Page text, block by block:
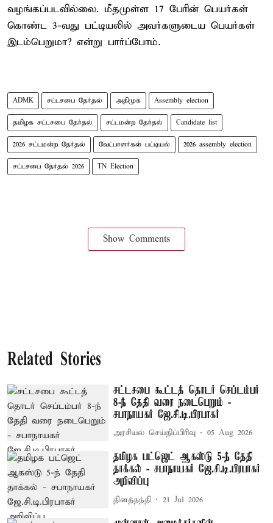
வழங்கப்படவில்லை. மீதமுள்ள 17 பேரின் பெயர்கள்
கொண்ட 3-வது பட்டியலில் அவர்களுடைய பெயர்கள்
இடம்பெறுமா? என்று பார்ப்போம்.
ADMK சட்டசபை தேர்தல் அதிமுக Assembly election
தமிழக சட்டசபை தேர்தல் சட்டமன்ற தேர்தல் Candidate list
2026 சட்டமன்ற தேர்தல் வேட்பாளர்கள் பட்டியல் 2026 assembly election
சட்டசபை தேர்தல் 2026 TN Election
Show Comments
Related Stories
சட்டசபை கூட்டத் தொடர் செப்டம்பர்
8-ந் தேதி வரை நடைபெறும் -
சபாநாயகர் ஜே.சி.டி.பிரபாகர்
அரசியல் செய்திப்பிரிவு 05 Aug 2026
தமிழக பட்ஜெட் ஆகஸ்டு 5-ந் தேதி
தாக்கல் - சபாநாயகர் ஜே.சி.டி.பிரபாகர்
அறிவிப்பு
தினத்தந்தி 21 Jul 2026